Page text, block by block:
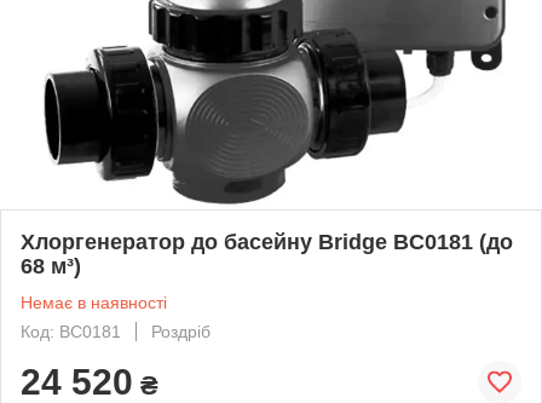
Хлоргенератор до басейну Bridge BC0181 (до
68 м³)
Немає в наявності
Код: BC0181
Роздріб
24 520 ₴